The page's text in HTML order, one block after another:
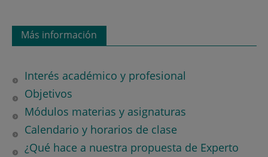
Más información
Interés académico y profesional
Objetivos
Módulos materias y asignaturas
Calendario y horarios de clase
¿Qué hace a nuestra propuesta de Experto